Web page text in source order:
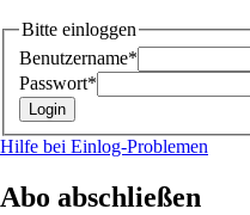
Bitte einloggen
Benutzername*
Passwort*
Hilfe bei Einlog-Problemen
Abo abschließen